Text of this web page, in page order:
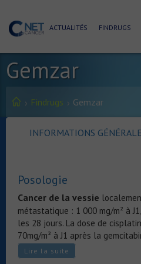
ACTUALITÉS FINDRUGS
Gemzar
Findrugs Gemzar
INFORMATIONS
Posologie
Cancer de la vessie
métastatique : 1 000 mg/m² à
les 28 jours. La dose de
70mg/m² à J1 après la
tous les 28 jours.
Lire la suite